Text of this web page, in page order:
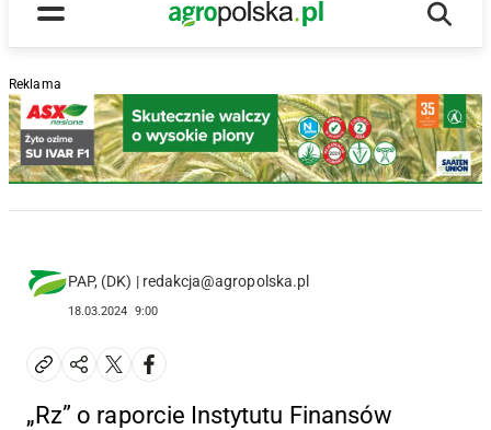
Menu
Main Logo
Reklama
PAP, (DK) | redakcja@agropolska.pl
18.03.2024 9:00
„Rz” o raporcie Instytutu Finansów